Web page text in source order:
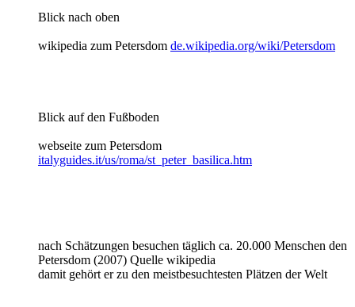
Blick nach oben
wikipedia zum Petersdom de.wikipedia.org/wiki/Petersdom
Blick auf den Fußboden
webseite zum Petersdom
italyguides.it/us/roma/st_peter_basilica.htm
nach Schätzungen besuchen täglich ca. 20.000 Menschen den
Petersdom (2007) Quelle wikipedia
damit gehört er zu den meistbesuchtesten Plätzen der Welt